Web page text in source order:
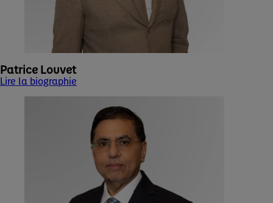
Patrice Louvet
Lire la biographie